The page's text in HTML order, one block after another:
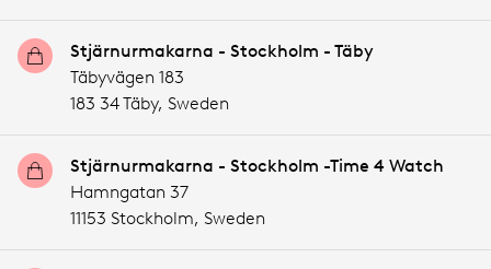
Stjärnurmakarna - Stockholm - Täby
Täbyvägen 183
183 34 Täby, Sweden
Stjärnurmakarna - Stockholm -Time 4 Watch
Hamngatan 37
11153 Stockholm, Sweden